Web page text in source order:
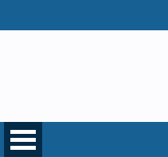
Trang chủ